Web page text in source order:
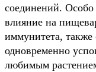
соединений. Особо
влияние на
иммунитета, также
одновременно
любимым